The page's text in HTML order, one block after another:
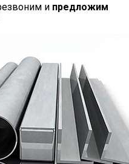
и предложим